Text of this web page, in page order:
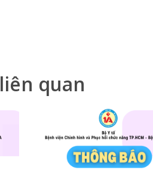
quan